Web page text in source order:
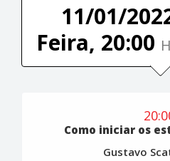
11/01/
Feira, 20:00
Como iniciar os
Gustavo